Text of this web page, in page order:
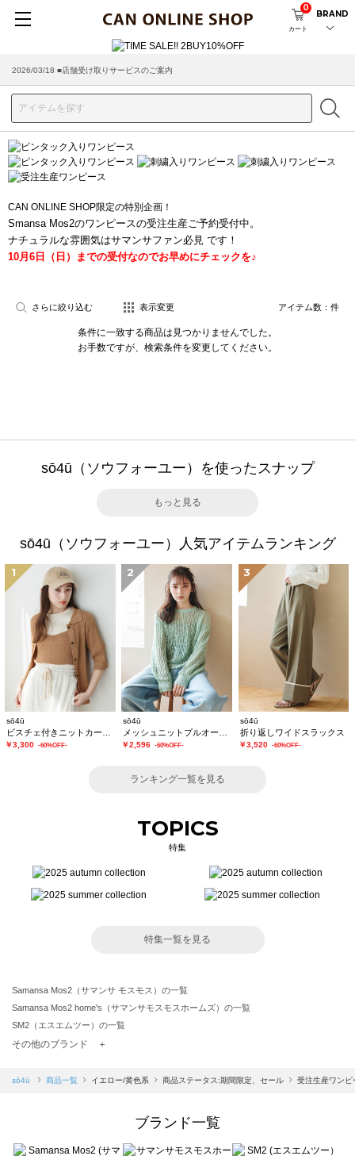
カート
0
BRAND
2026/03/18 ■店舗受け取りサービスのご案内
CAN ONLINE SHOP限定の特別企画！
Smansa Mos2のワンピースの受注生産ご予約受付中。
ナチュラルな雰囲気はサマンサファン必見 です！
10月6日（日）までの受付なのでお早めにチェックを♪
さらに絞り込む 表示変更 アイテム数： 件
条件に一致する商品は見つかりませんでした。
お手数ですが、検索条件を変更してください。
sō4ū（ソウフォーユー）を使ったスナップ
もっと見る
sō4ū（ソウフォーユー）人気アイテムランキング
1
sō4ū
￥3,300 -60%OFF-
2
sō4ū
￥2,596 -60%OFF-
3
sō4ū
折り返しワイドスラックス
￥3,520 -60%OFF-
ランキング一覧を見る
TOPICS
特集
特集一覧を見る
Samansa Mos2（サマンサ モスモス）の一覧
Samansa Mos2 home's（サマンサモスモスホームズ）の一覧
SM2（エスエムツー）の一覧
TSUHARU by Samansa Mos2（ツハルバイサマンサモスモス）の一覧
Samansa Mos2 blue（サマンサモスモス ブルー）の一覧
Te chichi（テチチ）の一覧
その他のブランド ＋
sō4ū 商品一覧 イエロー/黄色系 商品ステータス:期間限定、セール 受注生産ワンピ
ブランド一覧